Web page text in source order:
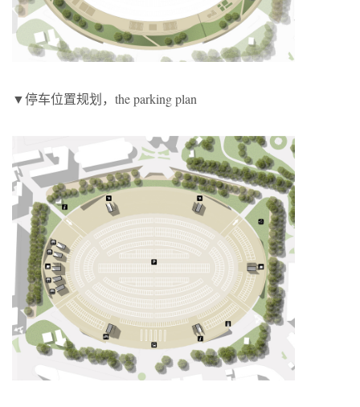
▼停车位置规划，the parking plan